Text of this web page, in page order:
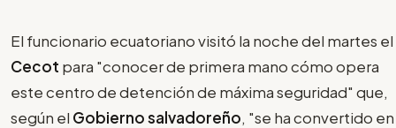
El funcionario ecuatoriano visitó la noche del martes el
Cecot para "conocer de primera mano cómo opera
este centro de detención de máxima seguridad" que,
según el Gobierno salvadoreño, "se ha convertido en